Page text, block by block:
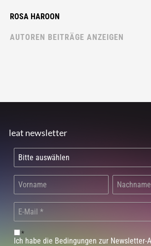
ROSA HAROON
AUTOREN BEITRÄGE ANZEIGEN
leat newsletter
*
Ich habe die Bedingungen zur Newsletter-